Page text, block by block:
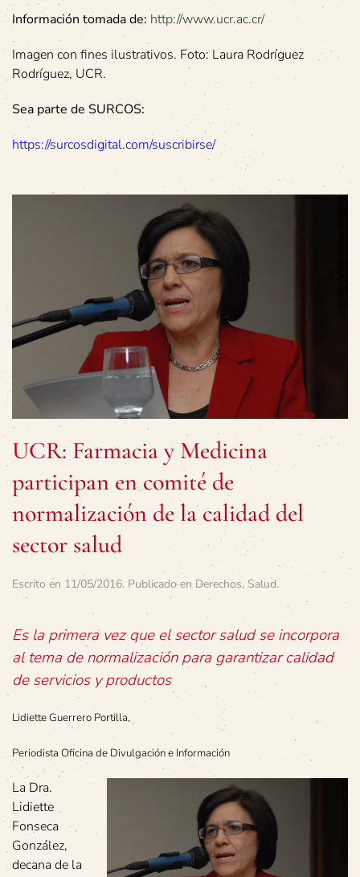
Información tomada de: http://www.ucr.ac.cr/
Imagen con fines ilustrativos. Foto: Laura Rodríguez
Rodríguez, UCR.
Sea parte de SURCOS:
https://surcosdigital.com/suscribirse/
UCR: Farmacia y Medicina
participan en comité de
normalización de la calidad del
sector salud
Escrito en 11/05/2016. Publicado en Derechos, Salud.
Es la primera vez que el sector salud se incorpora
al tema de normalización para garantizar calidad
de servicios y productos
Lidiette Guerrero Portilla,
Periodista Oficina de Divulgación e Información
La Dra.
Lidiette
Fonseca
González,
decana de la